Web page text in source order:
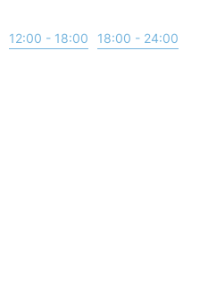
12:00 - 18:00 18:00 - 24:00